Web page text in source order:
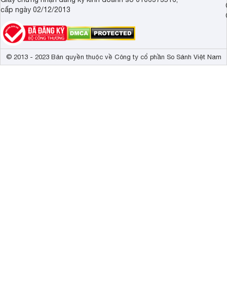
cấp ngày 02/12/2013
© 2013 - 2023 Bản quyền thuộc về Công ty cổ phần So Sánh Việt Nam